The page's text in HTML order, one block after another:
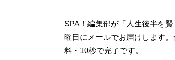
SPA！編集部が「人生後半を
曜日にメールでお届けします
料・10秒で完了です。